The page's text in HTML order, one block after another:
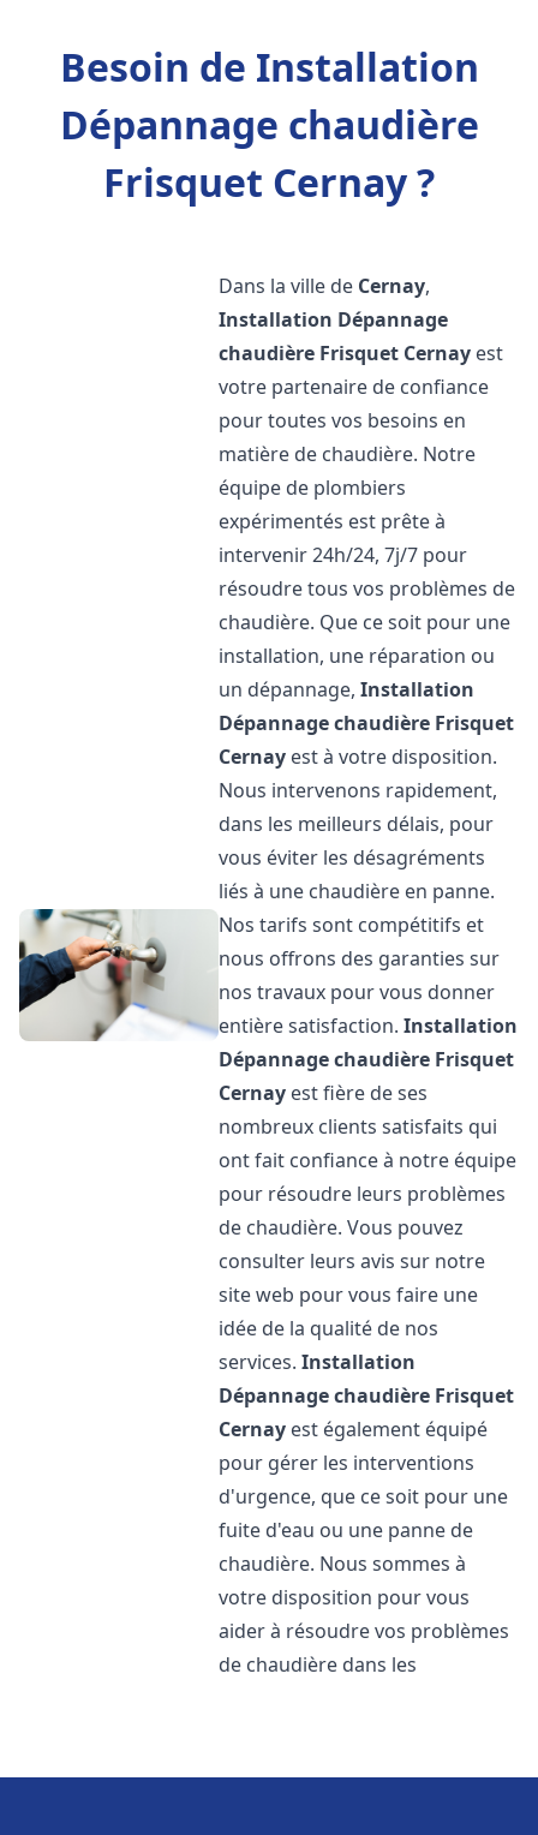
Besoin de Installation
Dépannage chaudière
Frisquet Cernay ?
Dans la ville de Cernay,
Installation Dépannage
chaudière Frisquet Cernay est
votre partenaire de confiance
pour toutes vos besoins en
matière de chaudière. Notre
équipe de plombiers
expérimentés est prête à
intervenir 24h/24, 7j/7 pour
résoudre tous vos problèmes de
chaudière. Que ce soit pour une
installation, une réparation ou
un dépannage,Installation
Dépannage chaudière Frisquet
Cernay est à votre disposition.
Nous intervenons rapidement,
dans les meilleurs délais, pour
vous éviter les désagréments
liés à une chaudière en panne.
Nos tarifs sont compétitifs et
nous offrons des garanties sur
nos travaux pour vous donner
entière satisfaction.Installation
Dépannage chaudière Frisquet
Cernay est fière de ses
nombreux clients satisfaits qui
ont fait confiance à notre équipe
pour résoudre leurs problèmes
de chaudière. Vous pouvez
consulter leurs avis sur notre
site web pour vous faire une
idée de la qualité de nos
services.Installation
Dépannage chaudière Frisquet
Cernay est également équipé
pour gérer les interventions
d'urgence, que ce soit pour une
fuite d'eau ou une panne de
chaudière. Nous sommes à
votre disposition pour vous
aider à résoudre vos problèmes
de chaudière dans les